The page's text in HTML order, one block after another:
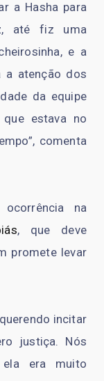
a Hasha para
até fiz uma
e a
a atenção dos
da equipe
estava no
comenta
na
, que deve
promete levar
incitar
justiça. Nós
ela era muito